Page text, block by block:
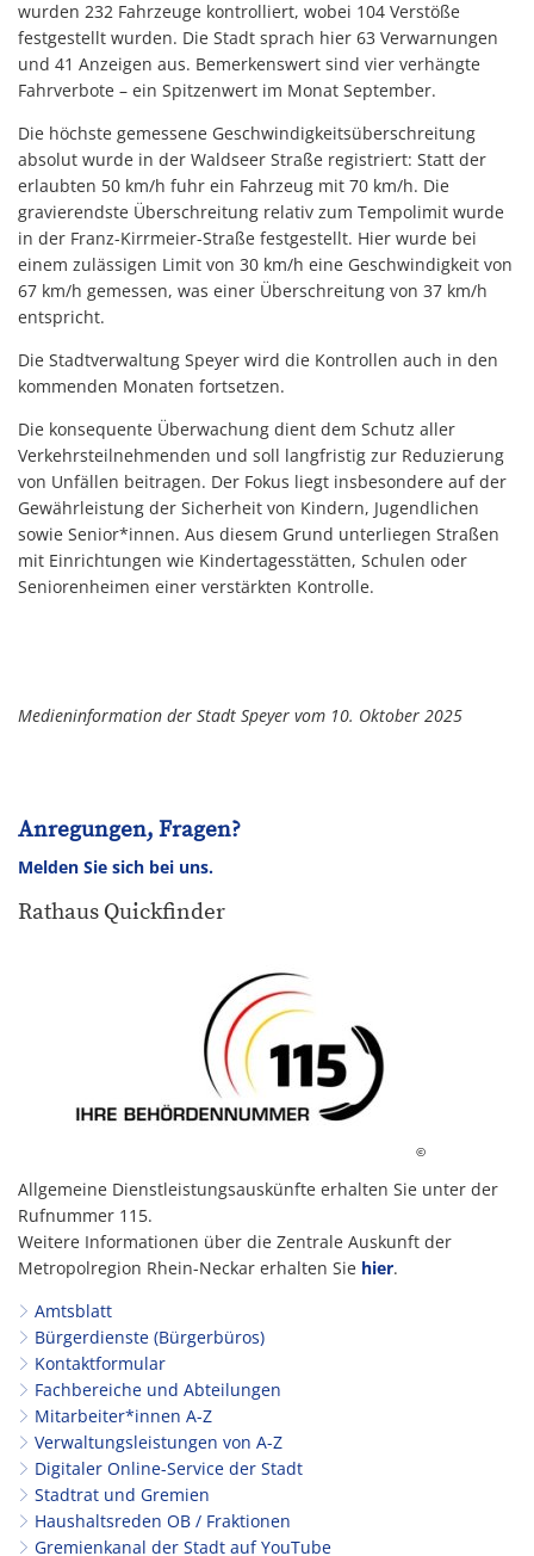
wurden 232 Fahrzeuge kontrolliert, wobei 104 Verstöße
festgestellt wurden. Die Stadt sprach hier 63 Verwarnungen
und 41 Anzeigen aus. Bemerkenswert sind vier verhängte
Fahrverbote – ein Spitzenwert im Monat September.
Die höchste gemessene Geschwindigkeitsüberschreitung
absolut wurde in der Waldseer Straße registriert: Statt der
erlaubten 50 km/h fuhr ein Fahrzeug mit 70 km/h. Die
gravierendste Überschreitung relativ zum Tempolimit wurde
in der Franz-Kirrmeier-Straße festgestellt. Hier wurde bei
einem zulässigen Limit von 30 km/h eine Geschwindigkeit von
67 km/h gemessen, was einer Überschreitung von 37 km/h
entspricht.
Die Stadtverwaltung Speyer wird die Kontrollen auch in den
kommenden Monaten fortsetzen.
Die konsequente Überwachung dient dem Schutz aller
Verkehrsteilnehmenden und soll langfristig zur Reduzierung
von Unfällen beitragen. Der Fokus liegt insbesondere auf der
Gewährleistung der Sicherheit von Kindern, Jugendlichen
sowie Senior*innen. Aus diesem Grund unterliegen Straßen
mit Einrichtungen wie Kindertagesstätten, Schulen oder
Seniorenheimen einer verstärkten Kontrolle.
Medieninformation der Stadt Speyer vom 10. Oktober 2025
Anregungen, Fragen?
Melden Sie sich bei uns.
Rathaus Quickfinder
©
Allgemeine Dienstleistungsauskünfte erhalten Sie unter der
Rufnummer 115.
Weitere Informationen über die Zentrale Auskunft der
Metropolregion Rhein-Neckar erhalten Sie hier.
Amtsblatt
Bürgerdienste (Bürgerbüros)
Kontaktformular
Fachbereiche und Abteilungen
Mitarbeiter*innen A-Z
Verwaltungsleistungen von A-Z
Digitaler Online-Service der Stadt
Stadtrat und Gremien
Haushaltsreden OB / Fraktionen
Gremienkanal der Stadt auf YouTube